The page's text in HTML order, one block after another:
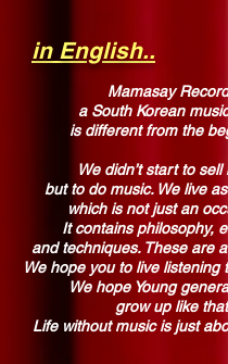
in English..
Mamasay
a South Korean
is different from the
We didn’t start to sell
but to do music. We live
which is not just an
It contains philosophy,
and techniques. These are
We hope you to live listening
We hope Young
grow up like
Life without music is just